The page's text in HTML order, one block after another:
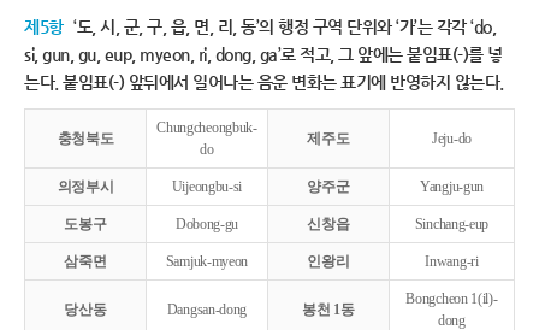
제5항 ‘도, 시, 군, 구, 읍, 면, 리, 동’의 행정 구역 단위와 ‘가’는 각각 ‘do,
si, gun, gu, eup, myeon, ri, dong, ga’로 적고, 그 앞에는 붙임표(-)를 넣
는다. 붙임표(-) 앞뒤에서 일어나는 음운 변화는 표기에 반영하지 않는다.
충청북도
Chungcheongbuk-
do
제주도 Jeju-do
의정부시 Uijeongbu-si 양주군 Yangju-gun
도봉구 Dobong-gu 신창읍 Sinchang-eup
삼죽면 Samjuk-myeon 인왕리 Inwang-ri
당산동 Dangsan-dong 봉천 1동
Bongcheon 1(il)-
dong